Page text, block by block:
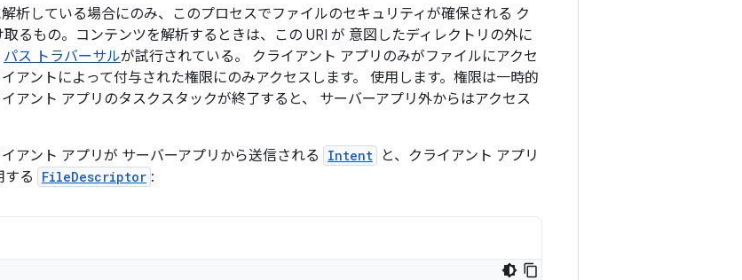
析している場合にのみ、このプロセスでファイルのセキュリティが確保される ク
るもの。コンテンツを解析するときは、この URI が 意図したディレクトリの外に
パス トラバーサルが試行されている。 クライアント アプリのみがファイルにアクセ
アントによって付与された権限にのみアクセスします。 使用します。権限は一時的
アント アプリのタスクスタックが終了すると、 サーバーアプリ外からはアクセス
アント アプリが サーバーアプリから送信される
Intent
と、クライアント アプリ
する
FileDescriptor :